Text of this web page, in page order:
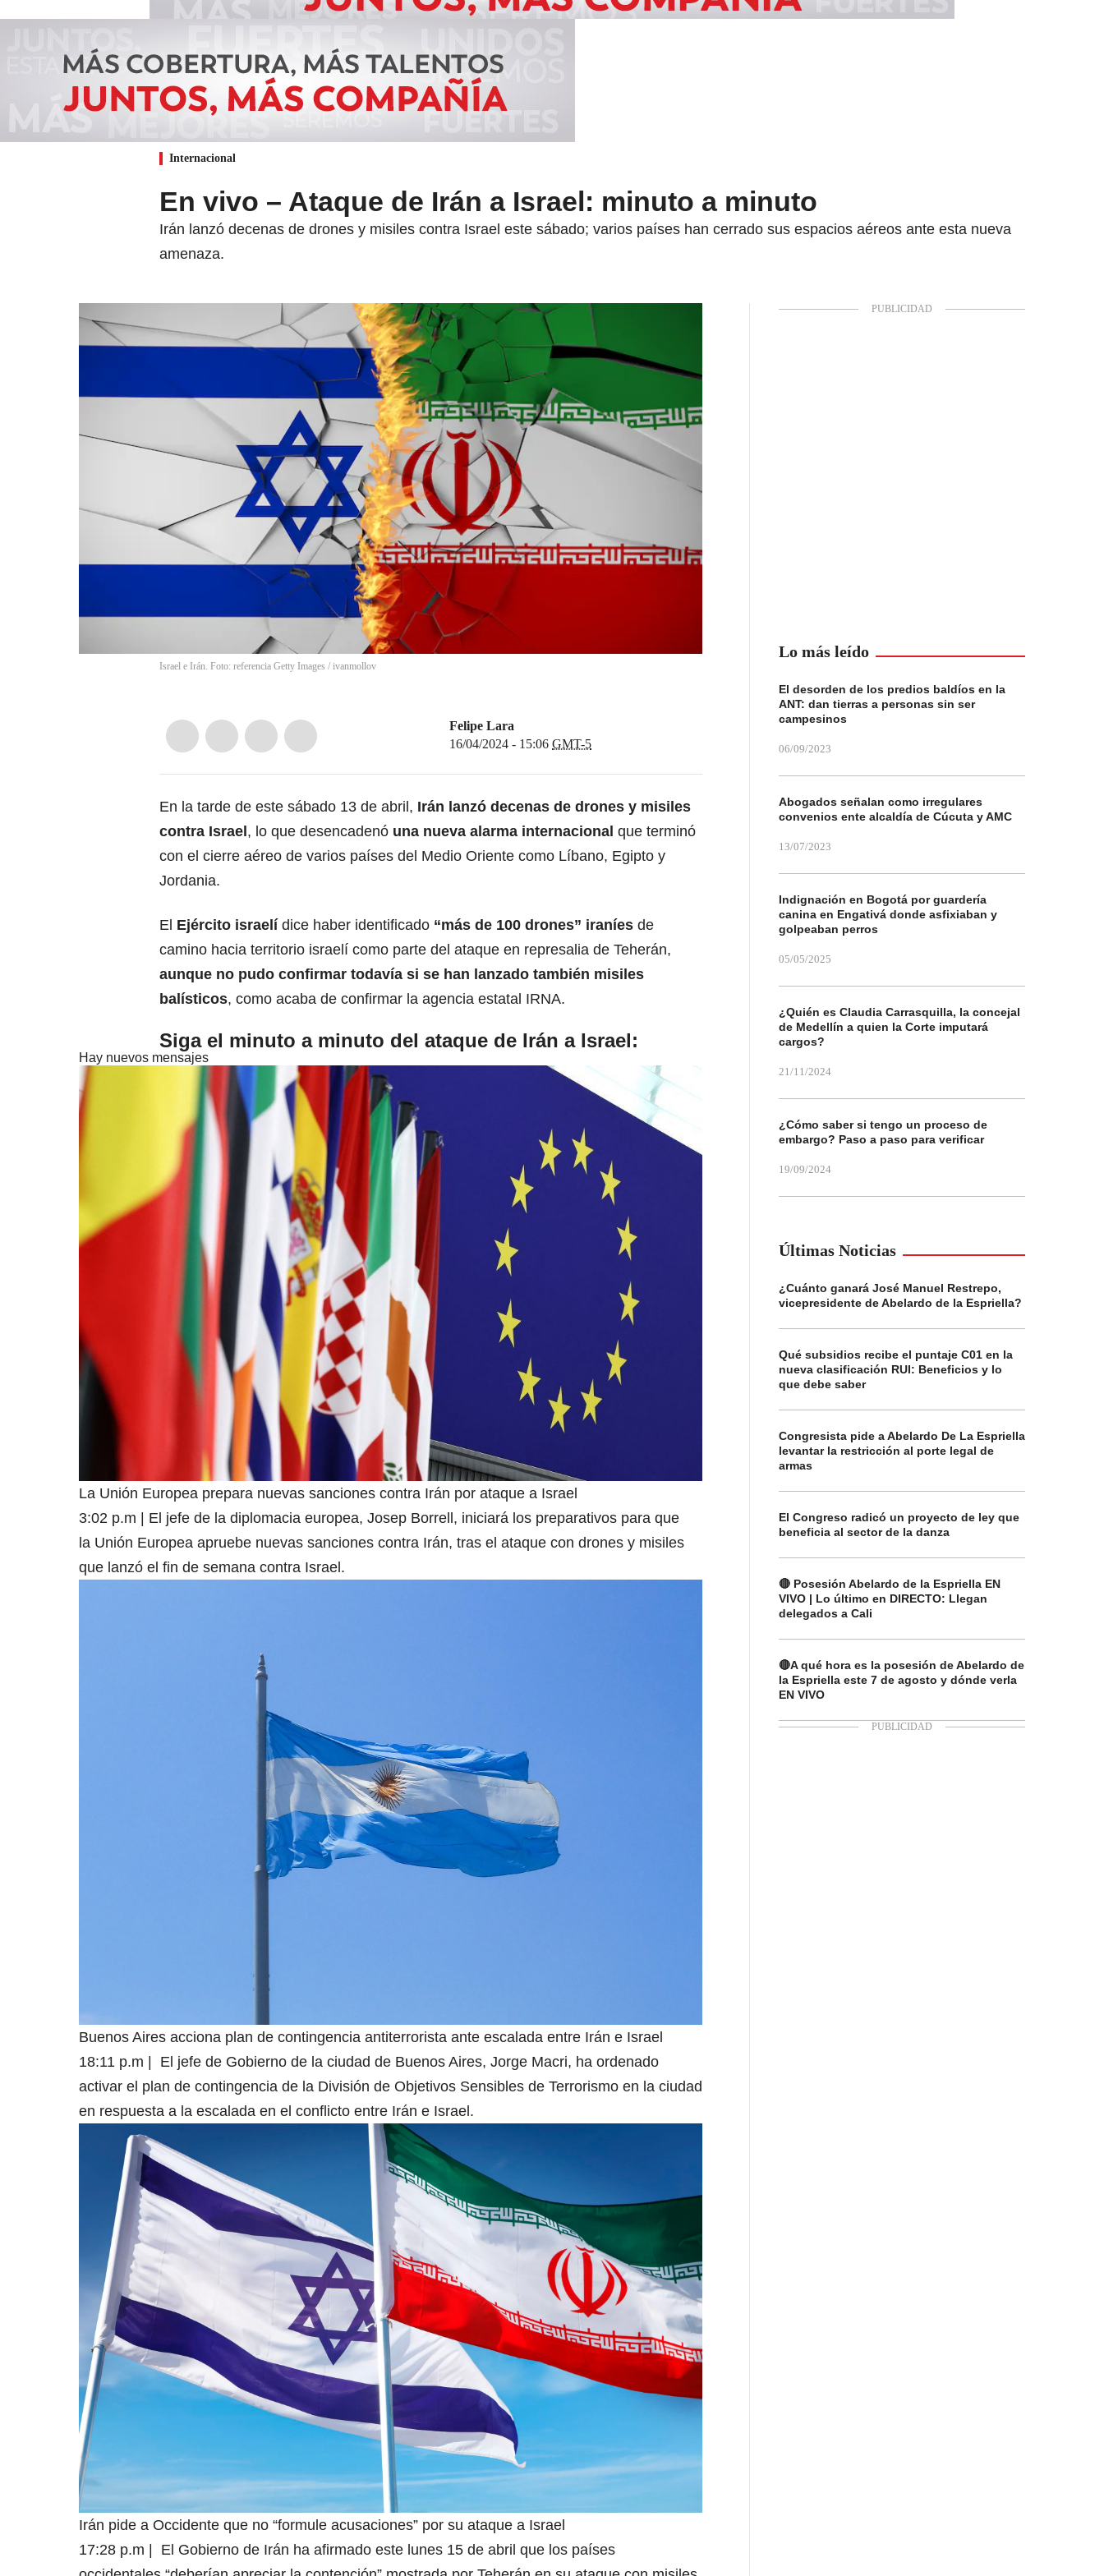
Internacional
En vivo – Ataque de Irán a Israel: minuto a minuto
Irán lanzó decenas de drones y misiles contra Israel este sábado; varios países han cerrado sus espacios aéreos ante esta nueva
amenaza.
Israel e Irán. Foto: referencia Getty Images / ivanmollov
Felipe Lara
16/04/2024 - 15:06 GMT-5
En la tarde de este sábado 13 de abril, Irán lanzó decenas de drones y misiles
contra Israel, lo que desencadenó una nueva alarma internacional que terminó
con el cierre aéreo de varios países del Medio Oriente como Líbano, Egipto y
Jordania.
El Ejército israelí dice haber identificado “más de 100 drones” iraníes de
camino hacia territorio israelí como parte del ataque en represalia de Teherán,
aunque no pudo confirmar todavía si se han lanzado también misiles
balísticos, como acaba de confirmar la agencia estatal IRNA.
Siga el minuto a minuto del ataque de Irán a Israel:
Hay nuevos mensajes
La Unión Europea prepara nuevas sanciones contra Irán por ataque a Israel
3:02 p.m | El jefe de la diplomacia europea, Josep Borrell, iniciará los preparativos para que
la Unión Europea apruebe nuevas sanciones contra Irán, tras el ataque con drones y misiles
que lanzó el fin de semana contra Israel.
Buenos Aires acciona plan de contingencia antiterrorista ante escalada entre Irán e Israel
18:11 p.m | El jefe de Gobierno de la ciudad de Buenos Aires, Jorge Macri, ha ordenado
activar el plan de contingencia de la División de Objetivos Sensibles de Terrorismo en la ciudad
en respuesta a la escalada en el conflicto entre Irán e Israel.
Irán pide a Occidente que no “formule acusaciones” por su ataque a Israel
17:28 p.m | El Gobierno de Irán ha afirmado este lunes 15 de abril que los países
Lo más leído
El desorden de los predios baldíos en la
ANT: dan tierras a personas sin ser
campesinos
06/09/2023
Abogados señalan como irregulares
convenios ente alcaldía de Cúcuta y AMC
13/07/2023
Indignación en Bogotá por guardería
canina en Engativá donde asfixiaban y
golpeaban perros
05/05/2025
¿Quién es Claudia Carrasquilla, la concejal
de Medellín a quien la Corte imputará
cargos?
21/11/2024
¿Cómo saber si tengo un proceso de
embargo? Paso a paso para verificar
19/09/2024
Últimas Noticias
¿Cuánto ganará José Manuel Restrepo,
vicepresidente de Abelardo de la Espriella?
Qué subsidios recibe el puntaje C01 en la
nueva clasificación RUI: Beneficios y lo
que debe saber
Congresista pide a Abelardo De La Espriella
levantar la restricción al porte legal de
armas
El Congreso radicó un proyecto de ley que
beneficia al sector de la danza
🔴 Posesión Abelardo de la Espriella EN
VIVO | Lo último en DIRECTO: Llegan
delegados a Cali
🔴A qué hora es la posesión de Abelardo de
la Espriella este 7 de agosto y dónde verla
EN VIVO